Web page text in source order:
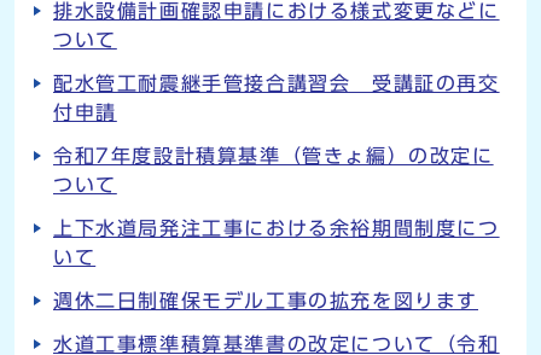
排水設備計画確認申請における様式変更などに
ついて
配水管工耐震継手管接合講習会 受講証の再交
付申請
令和7年度設計積算基準（管きょ編）の改定に
ついて
上下水道局発注工事における余裕期間制度につ
いて
週休二日制確保モデル工事の拡充を図ります
水道工事標準積算基準書の改定について（令和